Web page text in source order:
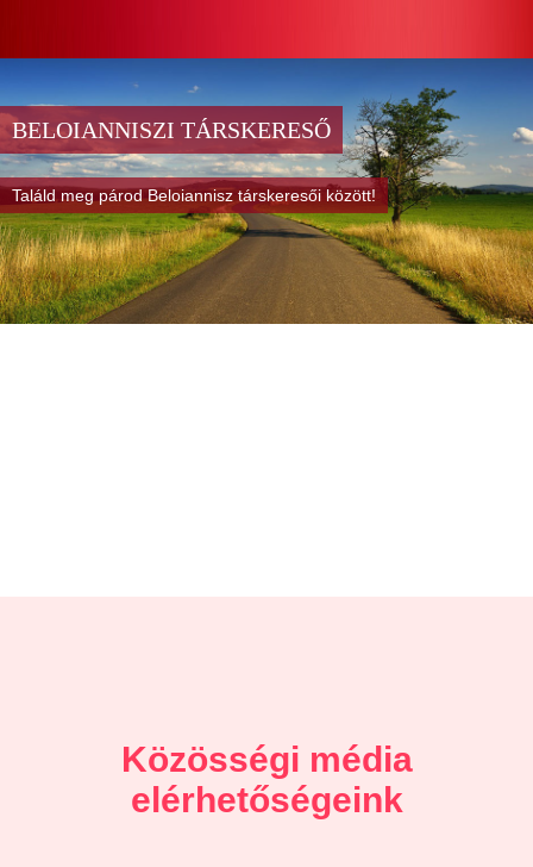
BELOIANNISZI TÁRSKERESŐ
Találd meg párod Beloiannisz társkeresői között!
Közösségi média
elérhetőségeink